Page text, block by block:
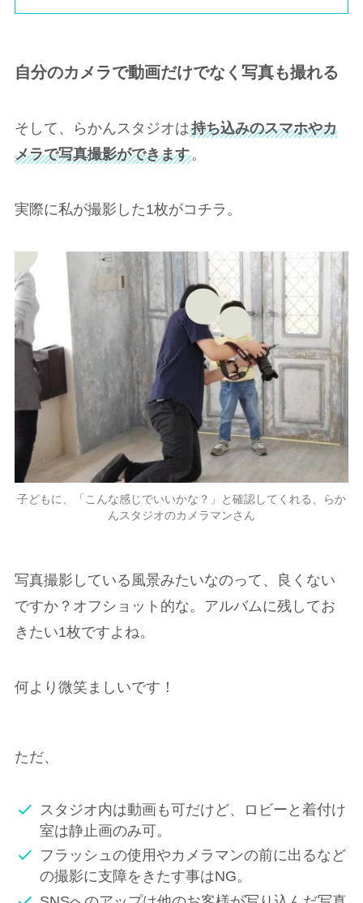
自分のカメラで動画だけでなく写真も撮れる
そして、らかんスタジオは持ち込みのスマホやカ
メラで写真撮影ができます。
実際に私が撮影した1枚がコチラ。
子どもに、「こんな感じでいいかな？」と確認してくれる、らか
んスタジオのカメラマンさん
写真撮影している風景みたいなのって、良くない
ですか？オフショット的な。アルバムに残してお
きたい1枚ですよね。
何より微笑ましいです！
ただ、
スタジオ内は動画も可だけど、ロビーと着付け
室は静止画のみ可。
フラッシュの使用やカメラマンの前に出るなど
の撮影に支障をきたす事はNG。